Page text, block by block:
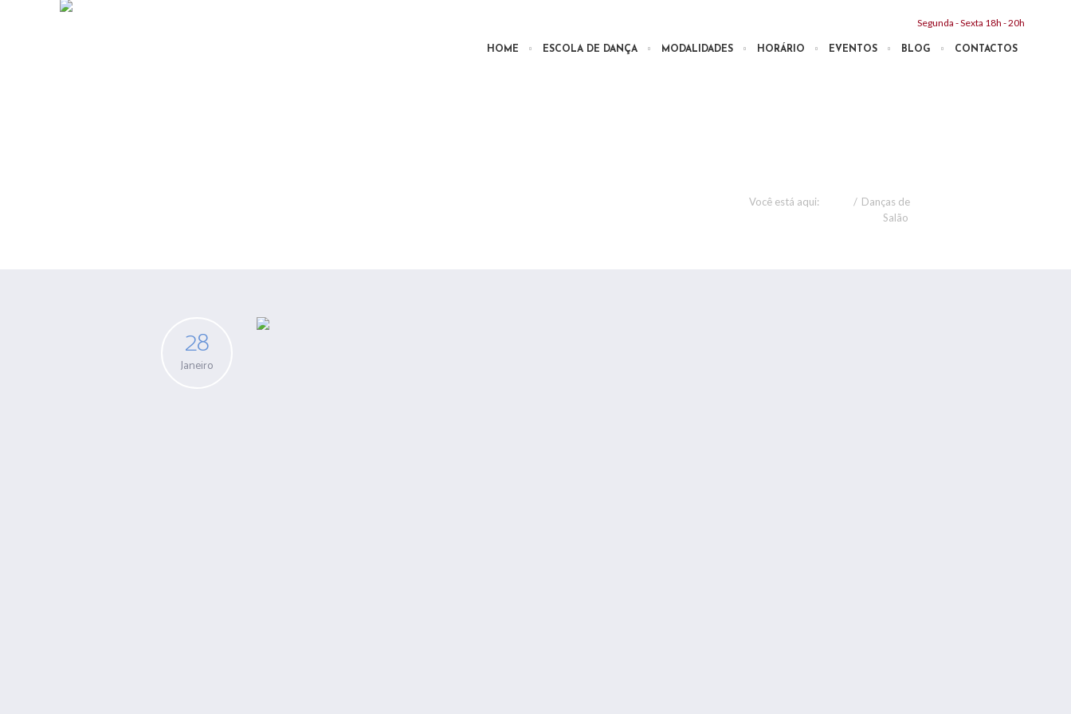
Segunda - Sexta 18h - 20h
HOME ESCOLA DE DANÇA MODALIDADES HORÁRIO EVENTOS BLOG CONTACTOS
Você está aqui: / Danças de
Salão
28
Janeiro